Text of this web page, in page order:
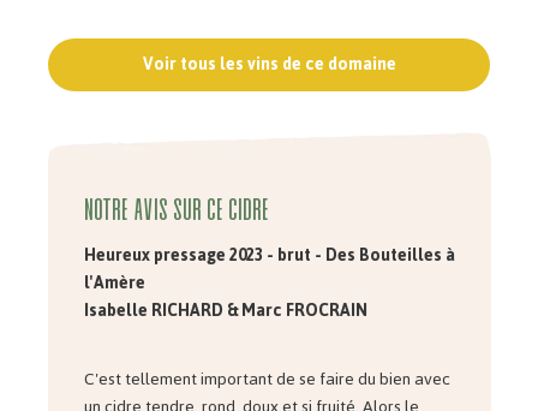
Voir tous les vins de ce domaine
Notre avis sur ce cidre
Heureux pressage 2023 - brut - Des Bouteilles à
l'Amère
Isabelle RICHARD & Marc FROCRAIN
C'est tellement important de se faire du bien avec